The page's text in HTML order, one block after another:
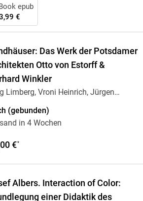
epub
€
Das Werk der Potsdamer
Otto von Estorff &
Winkler
Limberg, Vroni Heinrich, Jürgen
(gebunden)
in 4 Wochen
€*
Albers. Interaction of Color:
einer Didaktik des